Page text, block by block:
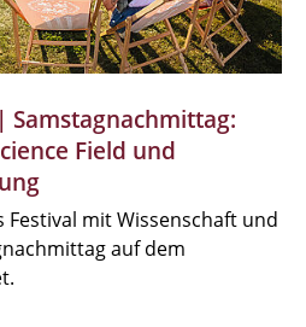
Samstagnachmittag:
Field und
mit Wissenschaft und
auf dem